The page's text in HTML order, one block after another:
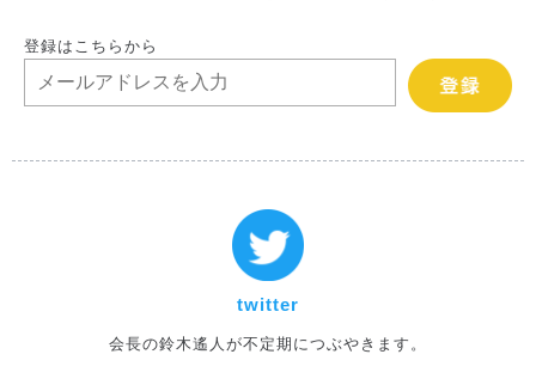
登録はこちらから
twitter
会長の鈴木遙人が不定期につぶやきます。